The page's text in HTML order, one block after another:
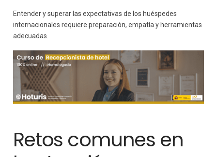
Entender y superar las expectativas de los huéspedes
internacionales requiere preparación, empatía y herramientas
adecuadas.
Retos comunes en